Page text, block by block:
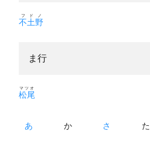
不土野
フドノ
ま行
松尾
マツオ
あ か さ た